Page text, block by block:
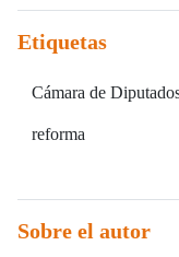
Etiquetas
Cámara de
reforma
Sobre el autor